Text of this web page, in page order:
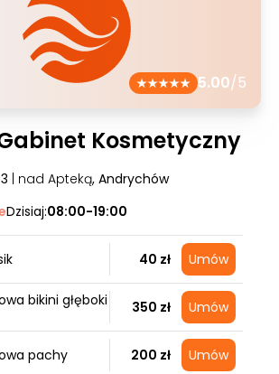
5.00/5
Gabinet Kosmetyczny
| nad Apteką, Andrychów
Dzisiaj:08:00-19:00
40 zł Umów
bikini głęboki
350 zł Umów
pachy 200 zł Umów